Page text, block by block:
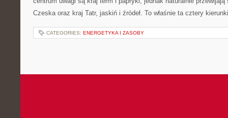
Czeska oraz kraj Tatr, jaskiń i źródeł. To właśnie ta cztery
CATEGORIES: ENERGETYKA I ZASOBY